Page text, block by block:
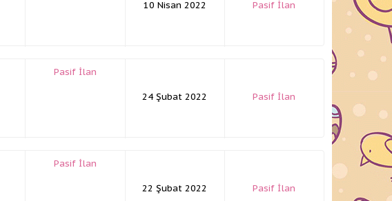
10 Nisan 2022 Pasif İlan
Pasif İlan
24 Şubat 2022 Pasif İlan
Pasif İlan
22 Şubat 2022 Pasif İlan